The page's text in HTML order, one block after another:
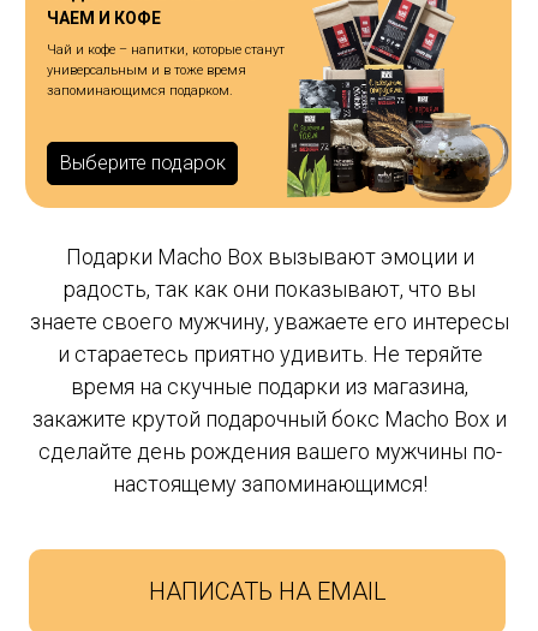
ЧАЕМ И КОФЕ
Выберите подарок
Чай и кофе – напитки, которые станут
универсальным и в тоже время
запоминающимся подарком.
Подарки Macho Box вызывают эмоции и
радость, так как они показывают, что вы
знаете своего мужчину, уважаете его интересы
и стараетесь приятно удивить. Не теряйте
время на скучные подарки из магазина,
закажите крутой подарочный бокс Macho Box и
сделайте день рождения вашего мужчины по-
настоящему запоминающимся!
НАПИСАТЬ НА EMAIL